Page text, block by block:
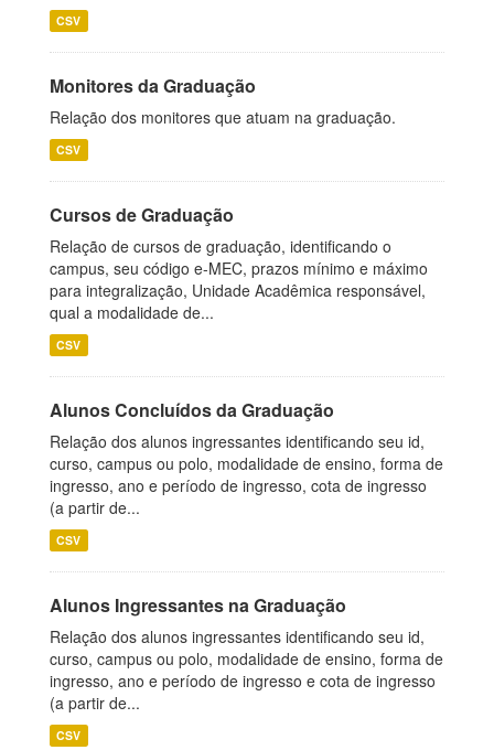
CSV
Monitores da Graduação
Relação dos monitores que atuam na graduação.
CSV
Cursos de Graduação
Relação de cursos de graduação, identificando o
campus, seu código e-MEC, prazos mínimo e máximo
para integralização, Unidade Acadêmica responsável,
qual a modalidade de...
CSV
Alunos Concluídos da Graduação
Relação dos alunos ingressantes identificando seu id,
curso, campus ou polo, modalidade de ensino, forma de
ingresso, ano e período de ingresso, cota de ingresso
(a partir de...
CSV
Alunos Ingressantes na Graduação
Relação dos alunos ingressantes identificando seu id,
curso, campus ou polo, modalidade de ensino, forma de
ingresso, ano e período de ingresso e cota de ingresso
(a partir de...
CSV